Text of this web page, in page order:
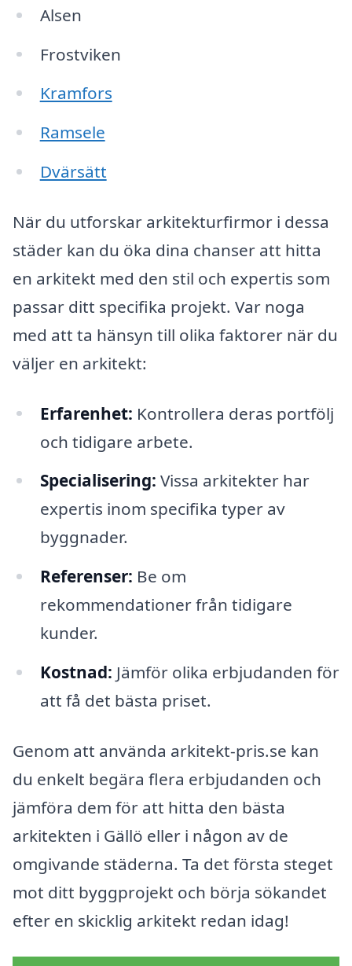
Alsen
Frostviken
Kramfors
Ramsele
Dvärsätt
När du utforskar arkitekturfirmor i dessa
städer kan du öka dina chanser att hitta
en arkitekt med den stil och expertis som
passar ditt specifika projekt. Var noga
med att ta hänsyn till olika faktorer när du
väljer en arkitekt:
Erfarenhet: Kontrollera deras portfölj
och tidigare arbete.
Specialisering: Vissa arkitekter har
expertis inom specifika typer av
byggnader.
Referenser: Be om
rekommendationer från tidigare
kunder.
Kostnad: Jämför olika erbjudanden för
att få det bästa priset.
Genom att använda arkitekt-pris.se kan
du enkelt begära flera erbjudanden och
jämföra dem för att hitta den bästa
arkitekten i Gällö eller i någon av de
omgivande städerna. Ta det första steget
mot ditt byggprojekt och börja sökandet
efter en skicklig arkitekt redan idag!